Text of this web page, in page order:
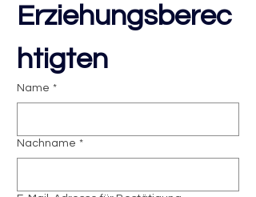
Erziehungsberec
htigten
Name *
Nachname *